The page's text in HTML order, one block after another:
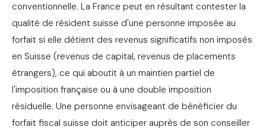
conventionnelle. La France peut en résultant contester la
qualité de résident suisse d'une personne imposée au
forfait si elle détient des revenus significatifs non imposés
en Suisse (revenus de capital, revenus de placements
étrangers), ce qui aboutit à un maintien partiel de
l'imposition française ou à une double imposition
résiduelle. Une personne envisageant de bénéficier du
forfait fiscal suisse doit anticiper auprès de son conseiller